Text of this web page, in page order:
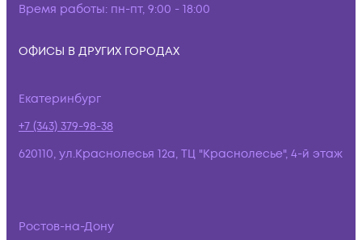
Время работы: пн-пт, 9:00 - 18:00
ОФИСЫ В ДРУГИХ ГОРОДАХ
Екатеринбург
+7 (343) 379-98-38
620110, ул.Краснолесья 12а, ТЦ "Краснолесье", 4-й этаж
Ростов-на-Дону